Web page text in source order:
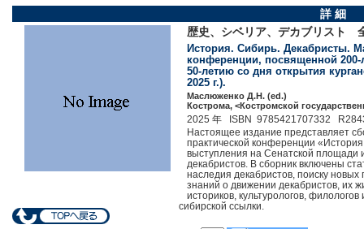
詳 細
歴史、シベリア、デカブリスト
История. Сибирь. Декабристы.
конференции, посвященной
50-летию со дня открытия
2025 г.).
Маслюженко Д.Н. (ed.)
Кострома, <Костромской
2025 年 ISBN 9785421707332
Настоящее издание представляет
практической конференции
выступления на Сенатской площади
декабристов. В сборник включены
наследия декабристов, поиску
знаний о движении декабристов, их
историков, культурологов,
сибирской ссылки.